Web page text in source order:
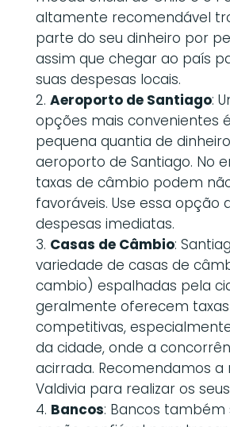
altamente recomendável
parte do seu dinheiro por
assim que chegar ao país
suas despesas locais.
Aeroporto de Santiago:
opções mais convenientes
pequena quantia de
aeroporto de Santiago. No
taxas de câmbio podem
favoráveis. Use essa opção
despesas imediatas.
Casas de Câmbio:
variedade de casas de
cambio) espalhadas pela
geralmente oferecem taxas
competitivas,
da cidade, onde a
acirrada. Recomendamos a
Valdivia para realizar os
Bancos: Bancos também